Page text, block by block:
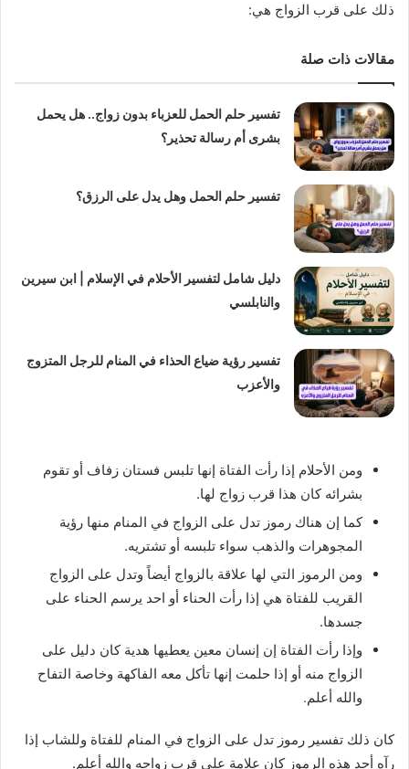
ذلك على قرب الزواج هي:
مقالات ذات صلة
تفسير حلم الحمل للعزباء بدون زواج.. هل يحمل
بشرى أم رسالة تحذير؟
تفسير حلم الحمل وهل يدل على الرزق؟
دليل شامل لتفسير الأحلام في الإسلام | ابن سيرين
والنابلسي
تفسير رؤية ضياع الحذاء في المنام للرجل المتزوج
والأعزب
ومن الأحلام إذا رأت الفتاة إنها تلبس فستان زفاف أو تقوم
بشرائه كان هذا قرب زواج لها.
كما إن هناك رموز تدل على الزواج في المنام منها رؤية
المجوهرات والذهب سواء تلبسه أو تشتريه.
ومن الرموز التي لها علاقة بالزواج أيضاً وتدل على الزواج
القريب للفتاة هي إذا رأت الحناء أو احد يرسم الحناء على
جسدها.
وإذا رأت الفتاة إن إنسان معين يعطيها هدية كان دليل على
الزواج منه أو إذا حلمت إنها تأكل معه الفاكهة وخاصة التفاح
والله أعلم.
كان ذلك تفسير رموز تدل على الزواج في المنام للفتاة وللشاب إذا
رآه أحد هذه الرموز كان علامة على قرب زواجه والله أعلم.